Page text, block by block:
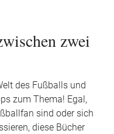
zwei
des Fußballs und
zum Thema! Egal,
sind oder sich
diese Bücher